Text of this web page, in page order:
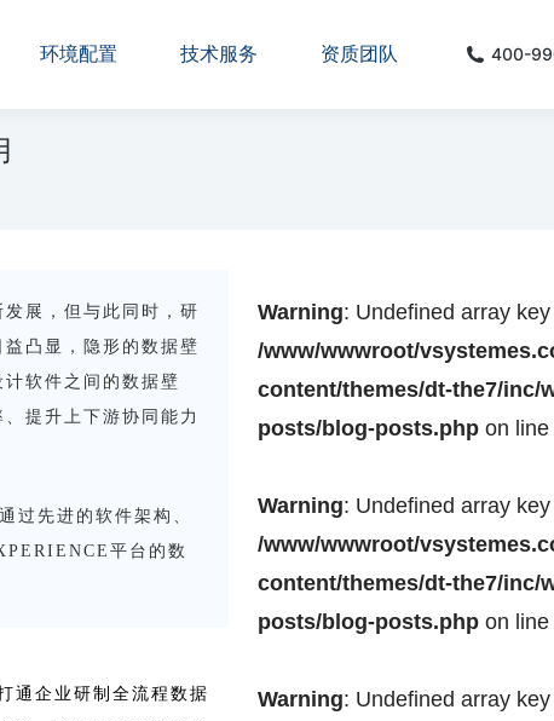
环境配置 技术服务 资质团队 400-
展，但与此同时，研
凸显，隐形的数据壁
软件之间的数据壁
提升上下游协同能力
过先进的软件架构、
平台的数
通企业研制全流程数据
Warning: Undefined array
/www/wwwroot/
content/themes/dt-the7/inc/
posts/blog-posts.phpon line
Warning: Undefined array
/www/wwwroot/
content/themes/dt-the7/inc/
posts/blog-posts.phpon line
Warning: Undefined array key